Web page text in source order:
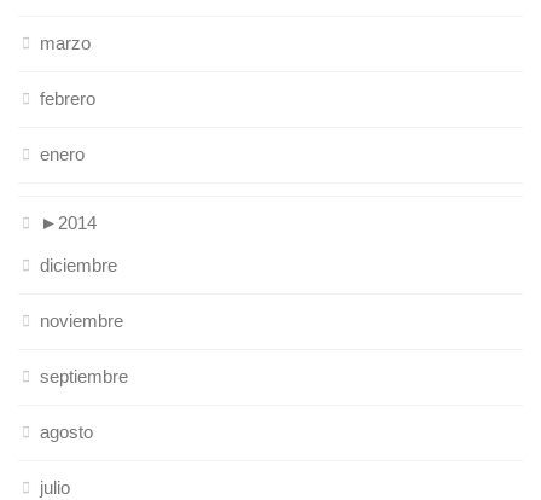
marzo
febrero
enero
► 2014
diciembre
noviembre
septiembre
agosto
julio